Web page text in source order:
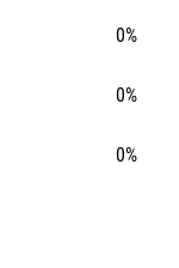
0%
0%
0%